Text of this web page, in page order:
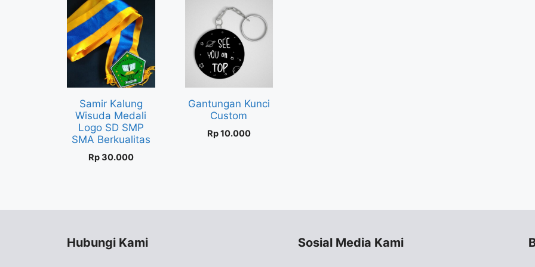
Samir Kalung
Wisuda Medali
Logo SD SMP
SMA Berkualitas
Rp30.000
Gantungan Kunci
Custom
Rp10.000
Hubungi Kami Sosial Media Kami